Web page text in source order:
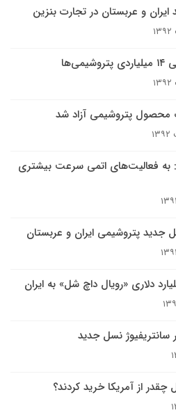
و عربستان در تجارت بنزین
محصول پتروشیمی آزاد شد
به فعالیت‌های اتمی سرعت بیشتری
جدید پتروشیمی ایران و عربستان
چقدر از آمریکا خرید کردند؟